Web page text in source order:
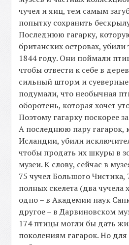
чучел и яиц, тем самым
попытку сохранить
Последнюю гагарку,
британских островах,
1844 году. Они поймали
чтобы отвести к себе в
сильный шторм и
подумали, что необычная
оборотень, которая хочет
Поэтому гагарку поскорее
А последнюю пару гагарок,
Исландии, убили
чтобы продать их шкуры в
музеи. К слову, сейчас в
75 чучел Большого Чистика,
полных скелета (два чучела
одно – в Академии наук
другое – в Дарвиновском
174 птицы могли бы дать
поколениям гагарок. Но